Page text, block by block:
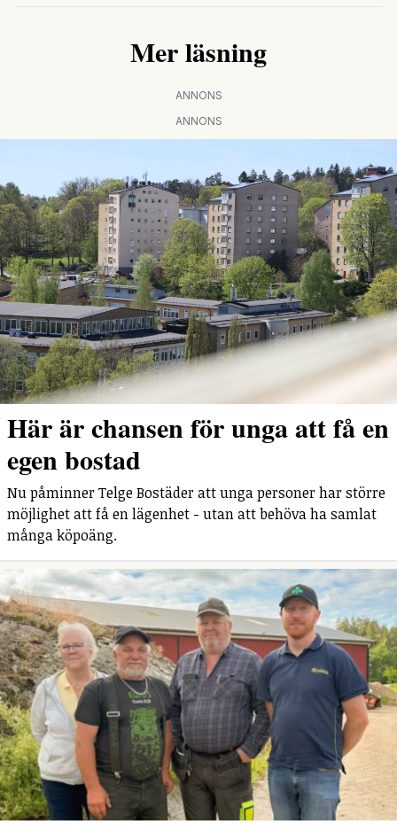
Mer läsning
ANNONS
ANNONS
Här är chansen för unga att få en
egen bostad
Nu påminner Telge Bostäder att unga personer har större
möjlighet att få en lägenhet - utan att behöva ha samlat
många köpoäng.